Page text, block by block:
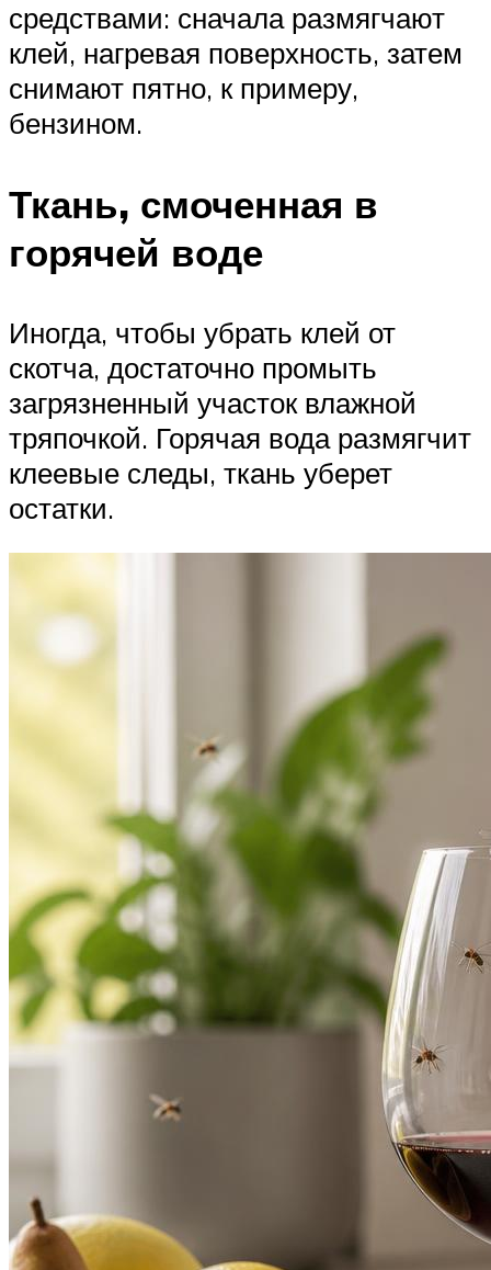
средствами: сначала размягчают
клей, нагревая поверхность, затем
снимают пятно, к примеру,
бензином.
Ткань, смоченная в
горячей воде
Иногда, чтобы убрать клей от
скотча, достаточно промыть
загрязненный участок влажной
тряпочкой. Горячая вода размягчит
клеевые следы, ткань уберет
остатки.